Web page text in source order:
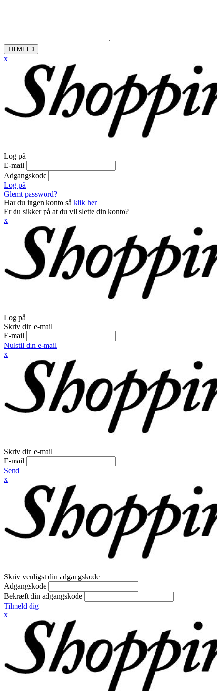
TILMELD
x
Log på
E-mail
Adgangskode
Log på
Glemt password?
Har du ingen konto så klik her
Er du sikker på at du vil slette din konto?
x
Log på
Skriv din e-mail
E-mail
Nulstil din e-mail
x
Skriv din e-mail
E-mail
Send
x
Skriv venligst din adgangskode
Adgangskode
Bekræft din adgangskode
Tilmeld dig
x